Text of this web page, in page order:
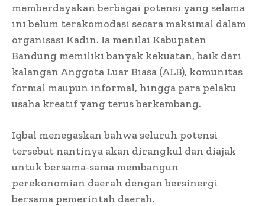
memberdayakan berbagai potensi yang selama
ini belum terakomodasi secara maksimal dalam
organisasi Kadin. Ia menilai Kabupaten
Bandung memiliki banyak kekuatan, baik dari
kalangan Anggota Luar Biasa (ALB), komunitas
formal maupun informal, hingga para pelaku
usaha kreatif yang terus berkembang.
Iqbal menegaskan bahwa seluruh potensi
tersebut nantinya akan dirangkul dan diajak
untuk bersama-sama membangun
perekonomian daerah dengan bersinergi
bersama pemerintah daerah.